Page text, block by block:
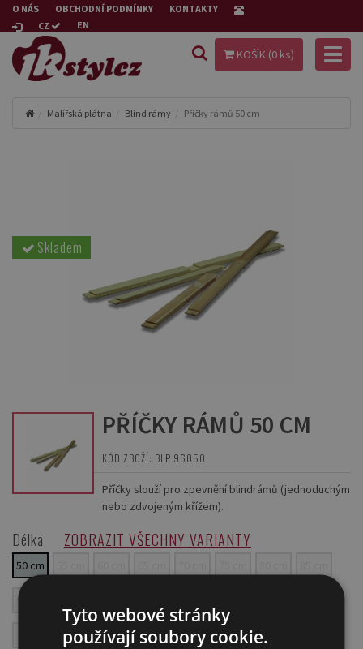
O NÁS OBCHODNÍ PODMÍNKY
KONTAKTY
CZ
EN
KOŠÍK (0 ks)
Malířská plátna Blind rámy Příčky rámů 50 cm
Skladem
PŘÍČKY RÁMŮ 50 CM
KÓD ZBOŽÍ: BLP 96050
Příčky slouží pro zpevnění blindrámů (jednoduchým
nebo zdvojeným křížem).
Délka ZOBRAZIT VŠECHNY VARIANTY
50 cm
90 cm
130 cm 135 cm 140 cm 145 cm 150 cm
Tyto webové stránky
používají soubory cookie.